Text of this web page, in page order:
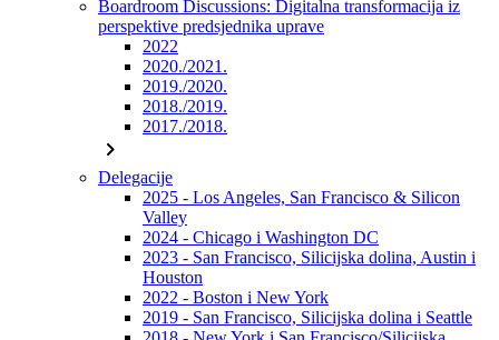
Boardroom Discussions: Digitalna transformacija iz
perspektive predsjednika uprave
2022
2020./2021.
2019./2020.
2018./2019.
2017./2018.
chevron_right
Delegacije
2025 - Los Angeles, San Francisco & Silicon
Valley
2024 - Chicago i Washington DC
2023 - San Francisco, Silicijska dolina, Austin i
Houston
2022 - Boston i New York
2019 - San Francisco, Silicijska dolina i Seattle